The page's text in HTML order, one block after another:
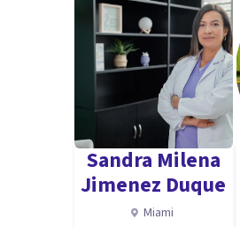
La decisión de empezar
bienestar. Si estás
atendido, te invito a que
Especialidad
Clínica con adolescentes y
Aptitudes
Sandra Milena
Jimenez Duque
Miami